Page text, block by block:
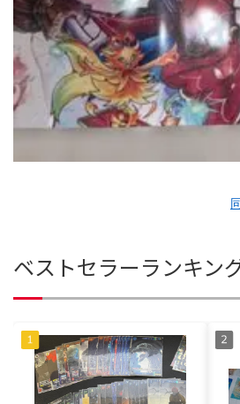
ベストセラーランキン